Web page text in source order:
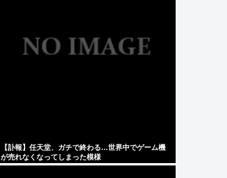
【訃報】任天堂、ガチで終わる…世界中でゲーム機
が売れなくなってしまった模様